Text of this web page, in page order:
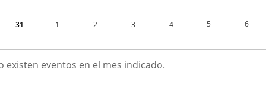
31 1 2 3 4 5 6
existen eventos en el mes indicado.